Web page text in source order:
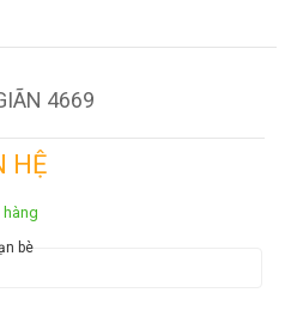
4669
HỆ
hàng
bè